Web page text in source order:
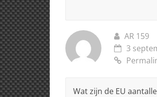
AR 159
3
Wat zijn de EU